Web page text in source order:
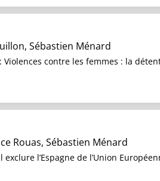
Sébastien Ménard
contre les femmes : la
Rouas, Sébastien Ménard
l’Espagne de l’Union